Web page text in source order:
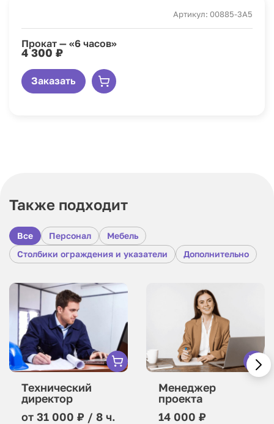
Артикул: 00885-3A5
Прокат — «6 часов»
4 300 ₽
Заказать
Также подходит
Все Персонал
Мебель
Столбики ограждения и указатели
Дополнительно
Технический
директор
от 31 000 ₽ / 8 ч.
Менеджер
проекта
14 000 ₽